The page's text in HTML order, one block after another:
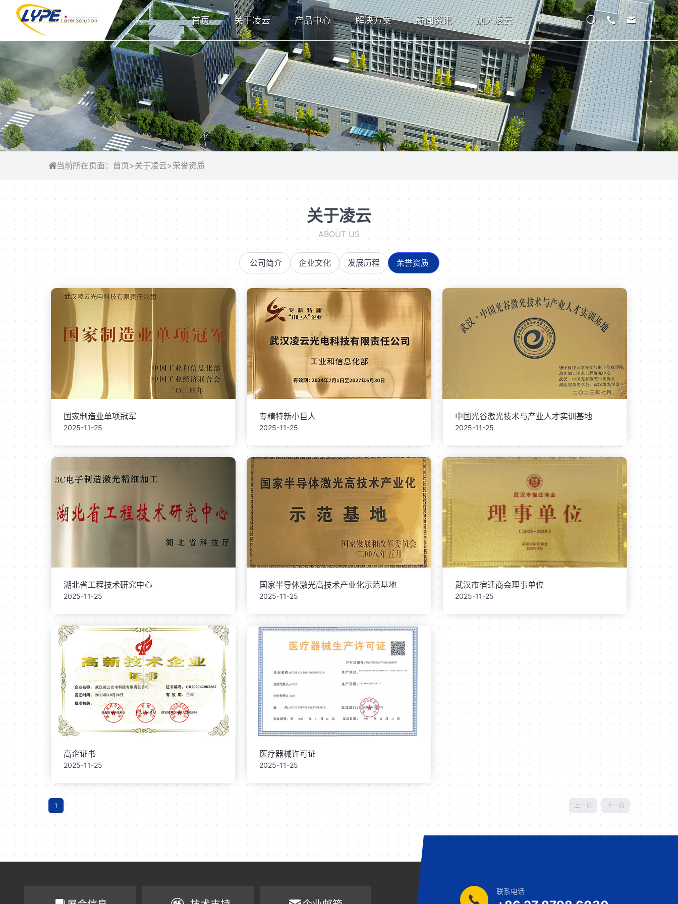
首页 关于凌云 产品中心 解决方案 新闻资讯 加入凌云 中
当前所在页面： 首页>关于凌云>荣誉资质
关于凌云
ABOUT US
公司简介 企业文化 发展历程 荣誉资质
国家制造业单项冠军
2025-11-25
专精特新小巨人
2025-11-25
中国光谷激光技术与产业人才实训基地
2025-11-25
湖北省工程技术研究中心
2025-11-25
国家半导体激光高技术产业化示范基地
2025-11-25
武汉市宿迁商会理事单位
2025-11-25
高企证书
2025-11-25
医疗器械许可证
2025-11-25
上一页 下一页
1
联系电话